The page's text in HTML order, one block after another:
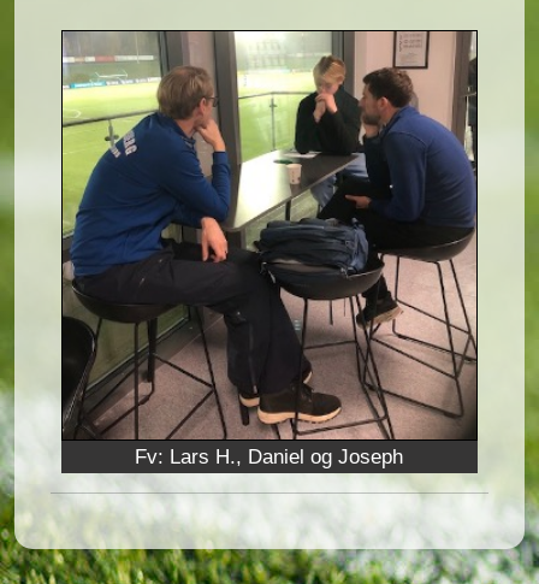
Fv: Lars H., Daniel og Joseph